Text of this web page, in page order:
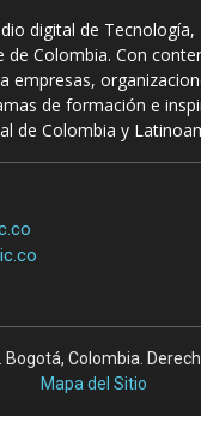
digital de Tecnología,
de Colombia. Con
empresas,
de formación e
de Colombia y
Bogotá, Colombia.
Mapa del Sitio